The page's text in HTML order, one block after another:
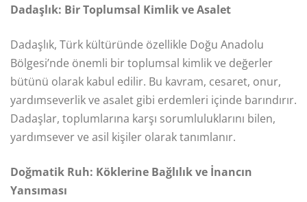
Dadaşlık: Bir Toplumsal Kimlik ve Asalet
Dadaşlık, Türk kültüründe özellikle Doğu Anadolu
Bölgesi’nde önemli bir toplumsal kimlik ve değerler
bütünü olarak kabul edilir. Bu kavram, cesaret, onur,
yardımseverlik ve asalet gibi erdemleri içinde barındırır.
Dadaşlar, toplumlarına karşı sorumluluklarını bilen,
yardımsever ve asil kişiler olarak tanımlanır.
Doğmatik Ruh: Köklerine Bağlılık ve İnancın
Yansıması